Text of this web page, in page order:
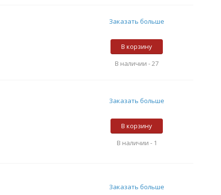
Заказать больше
В корзину
В наличии -27
Заказать больше
В корзину
В наличии - 1
Заказать больше